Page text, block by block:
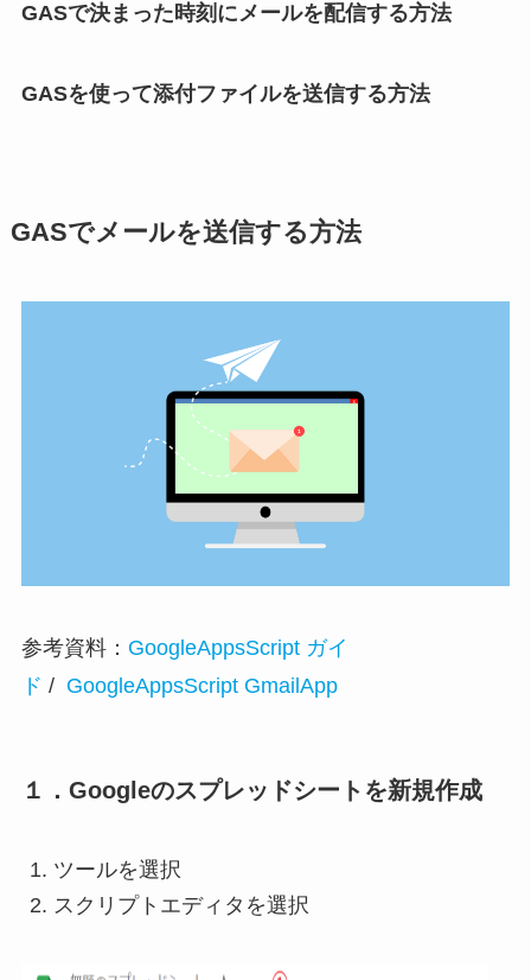
GASで決まった時刻にメールを配信する方法
GASを使って添付ファイルを送信する方法
GASでメールを送信する方法
参考資料： GoogleAppsScript ガイ
ド / GoogleAppsScript GmailApp
１．Googleのスプレッドシートを新規作成
ツールを選択
スクリプトエディタを選択